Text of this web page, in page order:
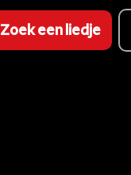
Zoek een liedje